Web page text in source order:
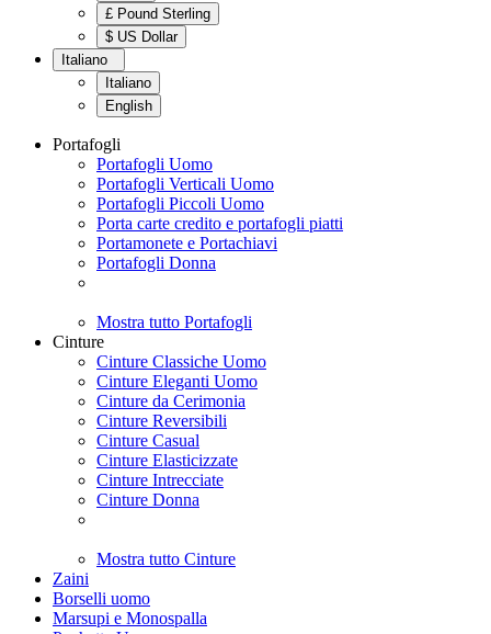
£ Pound Sterling
$ US Dollar
Italiano
Italiano
English
Portafogli
Portafogli Uomo
Portafogli Verticali Uomo
Portafogli Piccoli Uomo
Porta carte credito e portafogli piatti
Portamonete e Portachiavi
Portafogli Donna
Mostra tutto Portafogli
Cinture
Cinture Classiche Uomo
Cinture Eleganti Uomo
Cinture da Cerimonia
Cinture Reversibili
Cinture Casual
Cinture Elasticizzate
Cinture Intrecciate
Cinture Donna
Mostra tutto Cinture
Zaini
Borselli uomo
Marsupi e Monospalla